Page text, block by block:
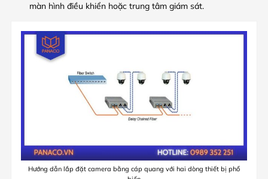
màn hình điều khiển hoặc trung tâm giám sát.
Hướng dẫn lắp đặt camera bằng cáp quang với hai dòng thiết bị phổ